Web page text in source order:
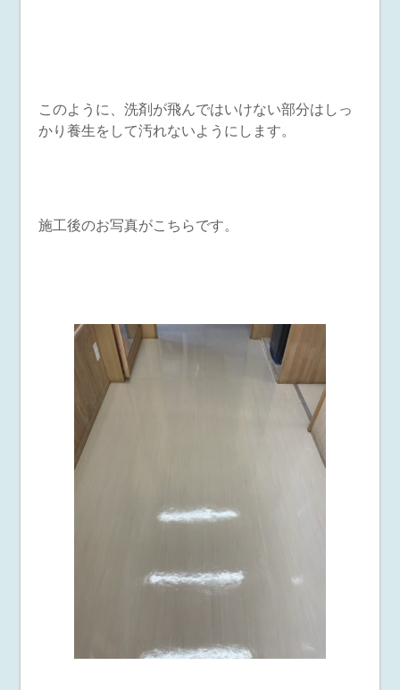
このように、洗剤が飛んではいけない部分はしっ
かり養生をして汚れないようにします。
施工後のお写真がこちらです。